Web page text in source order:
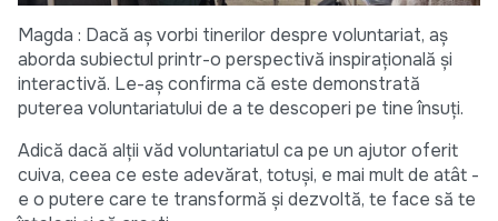
Magda : Dacă aș vorbi tinerilor despre voluntariat, aș
aborda subiectul printr-o perspectivă inspirațională și
interactivă. Le-aș confirma că este demonstrată
puterea voluntariatului de a te descoperi pe tine însuți.
Adică dacă alții văd voluntariatul ca pe un ajutor oferit
cuiva, ceea ce este adevărat, totuși, e mai mult de atât -
e o putere care te transformă și dezvoltă, te face să te